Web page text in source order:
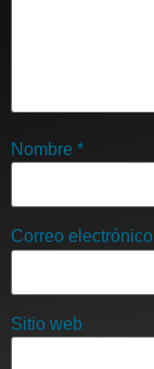
Nombre *
Correo electrónico
Sitio web